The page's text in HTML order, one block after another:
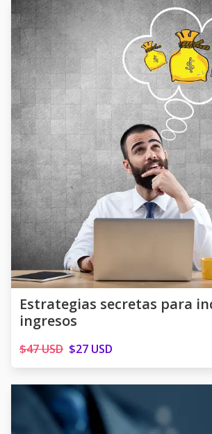
Estrategias secretas para
ingresos
$47 USD $27 USD